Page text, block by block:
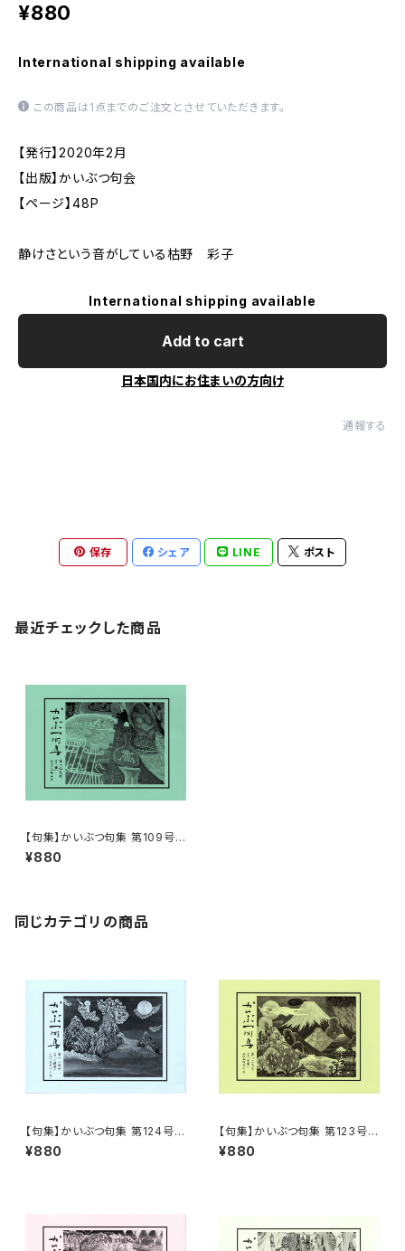
¥880
International shipping available
この商品は1点までのご注文とさせていただきます。
【発行】2020年2月
【出版】かいぶつ句会
【ページ】48P
静けさという音がしている枯野 彩子
International shipping available
Add to cart
日本国内にお住まいの方向け
通報する
保存 シェア LINE ポスト
最近チェックした商品
【句集】かいぶつ句集 第109号
「梅」
¥880
同じカテゴリの商品
【句集】かいぶつ句集 第124号
「入道雲」
¥880
【句集】かいぶつ句集 第123号
「卒業」
¥880